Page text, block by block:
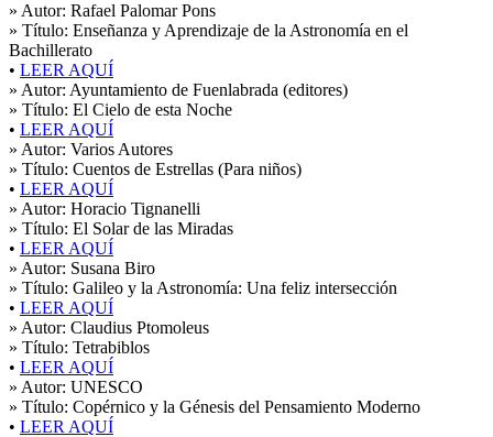
» Autor: Rafael Palomar Pons
» Título: Enseñanza y Aprendizaje de la Astronomía en el
Bachillerato
• LEER AQUÍ
» Autor: Ayuntamiento de Fuenlabrada (editores)
» Título: El Cielo de esta Noche
• LEER AQUÍ
» Autor: Varios Autores
» Título: Cuentos de Estrellas (Para niños)
• LEER AQUÍ
» Autor: Horacio Tignanelli
» Título: El Solar de las Miradas
• LEER AQUÍ
» Autor: Susana Biro
» Título: Galileo y la Astronomía: Una feliz intersección
• LEER AQUÍ
» Autor: Claudius Ptomoleus
» Título: Tetrabiblos
• LEER AQUÍ
» Autor: UNESCO
» Título: Copérnico y la Génesis del Pensamiento Moderno
• LEER AQUÍ